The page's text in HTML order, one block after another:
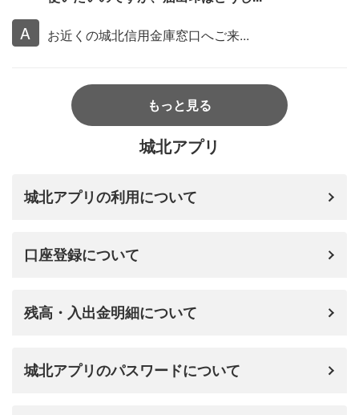
お近くの城北信用金庫窓口へご来...
もっと見る
城北アプリ
城北アプリの利用について
口座登録について
残高・入出金明細について
城北アプリのパスワードについて